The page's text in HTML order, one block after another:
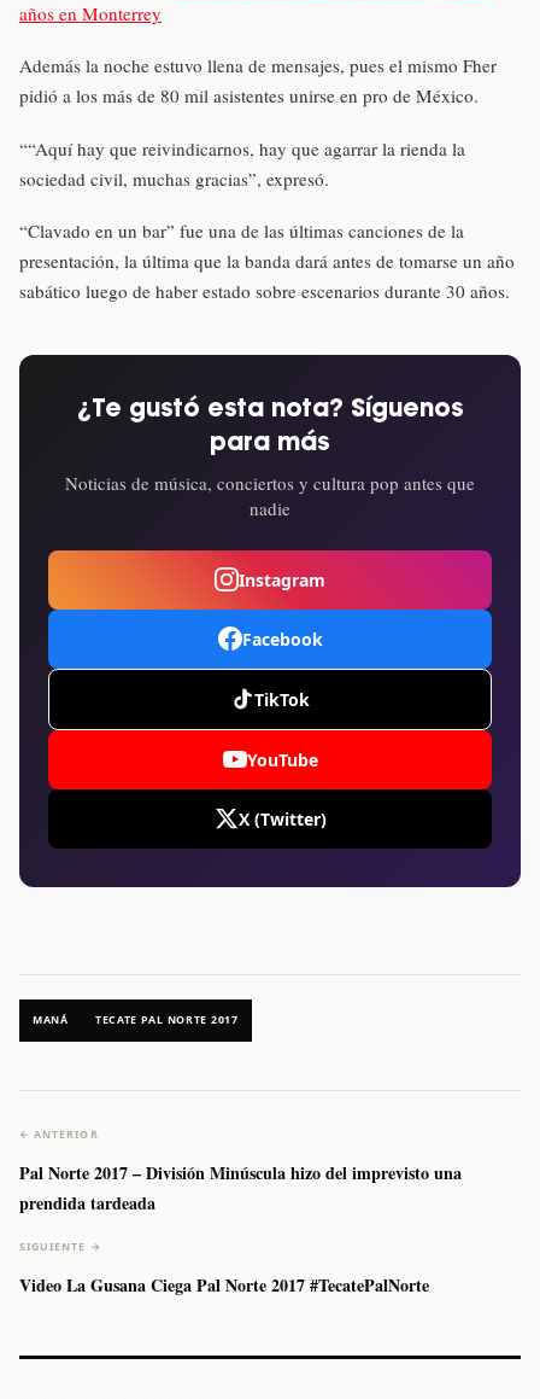
años en Monterrey
Además la noche estuvo llena de mensajes, pues el mismo Fher
pidió a los más de 80 mil asistentes unirse en pro de México.
““Aquí hay que reivindicarnos, hay que agarrar la rienda la
sociedad civil, muchas gracias”, expresó.
“Clavado en un bar” fue una de las últimas canciones de la
presentación, la última que la banda dará antes de tomarse un año
sabático luego de haber estado sobre escenarios durante 30 años.
¿Te gustó esta nota? Síguenos
para más
Noticias de música, conciertos y cultura pop antes que
nadie
Instagram
Facebook
TikTok
YouTube
X (Twitter)
MANÁ TECATE PAL NORTE 2017
← ANTERIOR
Pal Norte 2017 – División Minúscula hizo del imprevisto una
prendida tardeada
SIGUIENTE →
Video La Gusana Ciega Pal Norte 2017 #TecatePalNorte